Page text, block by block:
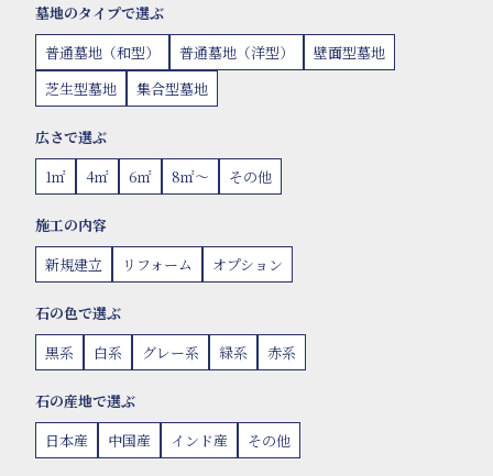
墓地のタイプで選ぶ
普通墓地（和型）
普通墓地（洋型）
壁面型墓地
芝生型墓地
集合型墓地
広さで選ぶ
1㎡
4㎡ 6㎡ 8㎡〜 その他
施工の内容
新規建立
リフォーム オプション
石の色で選ぶ
黒系
白系 グレー系 緑系 赤系
石の産地で選ぶ
日本産
中国産 インド産 その他